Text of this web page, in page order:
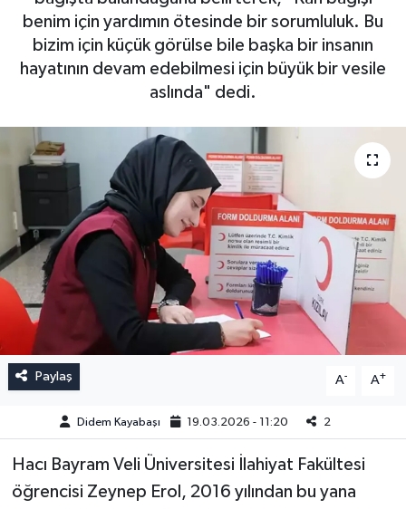
benim için yardımın ötesinde bir sorumluluk. Bu
bizim için küçük görülse bile başka bir insanın
hayatının devam edebilmesi için büyük bir vesile
aslında" dedi.
Paylaş A- A+
Didem Kayabaşı 19.03.2026 - 11:20 2
Hacı Bayram Veli Üniversitesi İlahiyat Fakültesi
öğrencisi Zeynep Erol, 2016 yılından bu yana